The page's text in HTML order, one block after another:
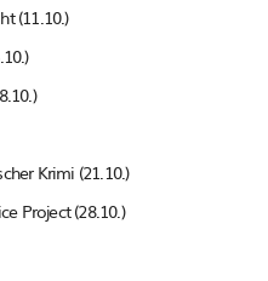
(11.10.)
Krimi (21.10.)
Project (28.10.)